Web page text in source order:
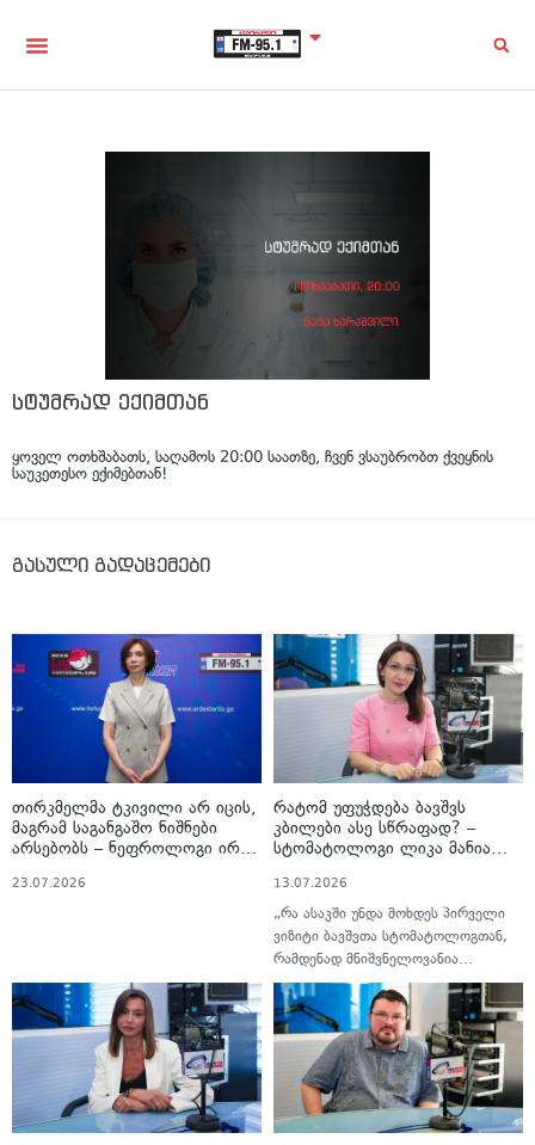
სტუმრად ექიმთან
ყოველ ოთხშაბათს, საღამოს 20:00 საათზე, ჩვენ ვსაუბრობთ ქვეყნის
საუკეთესო ექიმებთან!
გასული გადაცემები
თირკმელმა ტკივილი არ იცის,
მაგრამ საგანგაშო ნიშნები
არსებობს – ნეფროლოგი ირმა
საფრთხეებზე
23.07.2026
რატომ უფუჭდება ბავშვს
კბილები ასე სწრაფად? –
სტომატოლოგი ლიკა მანია
პრევენციაზე გადაცემაში
„სტუმრად ექიმთან“
13.07.2026
„რა ასაკში უნდა მოხდეს პირველი
ვიზიტი ბავშვთა სტომატოლოგთან,
რამდენად მნიშვნელოვანია
გენეტიკური განწყობა პირის ღრუს
პრობლემებთან მიმართებაში და
როგორია რისკჯგუფები, კავშირშია
თუ არა კარიესი და ტკბილი საკვები,
რას გულისხმობს პირის ღრუს
ჰიგიენა“...